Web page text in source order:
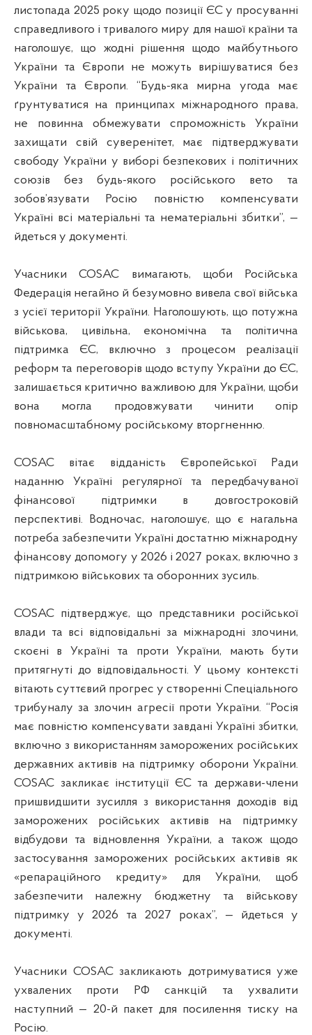
листопада 2025 року щодо позиції ЄС у просуванні
справедливого і тривалого миру для нашої країни та
наголошує, що жодні рішення щодо майбутнього
України та Європи не можуть вирішуватися без
України та Європи. “Будь-яка мирна угода має
ґрунтуватися на принципах міжнародного права,
не повинна обмежувати спроможність України
захищати свій суверенітет, має підтверджувати
свободу України у виборі безпекових і політичних
союзів без будь-якого російського вето та
зобов’язувати Росію повністю компенсувати
Україні всі матеріальні та нематеріальні збитки”, —
йдеться у документі.
Учасники COSAC вимагають, щоби Російська
Федерація негайно й безумовно вивела свої війська
з усієї території України. Наголошують, що потужна
військова, цивільна, економічна та політична
підтримка ЄС, включно з процесом реалізації
реформ та переговорів щодо вступу України до ЄС,
залишається критично важливою для України, щоби
вона могла продовжувати чинити опір
повномасштабному російському вторгненню.
COSAC вітає відданість Європейської Ради
наданню Україні регулярної та передбачуваної
фінансової підтримки в довгостроковій
перспективі. Водночас, наголошує, що є нагальна
потреба забезпечити Україні достатню міжнародну
фінансову допомогу у 2026 і 2027 роках, включно з
підтримкою військових та оборонних зусиль.
COSAC підтверджує, що представники російської
влади та всі відповідальні за міжнародні злочини,
скоєні в Україні та проти України, мають бути
притягнуті до відповідальності. У цьому контексті
вітають суттєвий прогрес у створенні Спеціального
трибуналу за злочин агресії проти України. “Росія
має повністю компенсувати завдані Україні збитки,
включно з використанням заморожених російських
державних активів на підтримку оборони України.
COSAC закликає інституції ЄС та держави-члени
пришвидшити зусилля з використання доходів від
заморожених російських активів на підтримку
відбудови та відновлення України, а також щодо
застосування заморожених російських активів як
«репараційного кредиту» для України, щоб
забезпечити належну бюджетну та військову
підтримку у 2026 та 2027 роках”, — йдеться у
документі.
Учасники COSAC закликають дотримуватися уже
ухвалених проти РФ санкцій та ухвалити
наступний — 20-й пакет для посилення тиску на
Росію.